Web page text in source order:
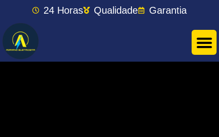
24 Horas Qualidade Garantia